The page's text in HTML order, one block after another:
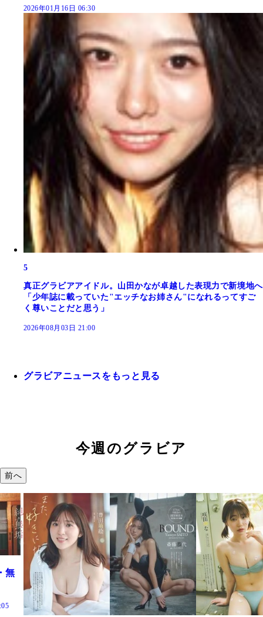
2026年01月16日 06:30
5
真正グラビアアイドル。山田かなが卓越した表現力で新境地へ
「少年誌に載っていた"エッチなお姉さん"になれるってすご
く尊いことだと思う」
2026年08月03日 21:00
グラビアニュースをもっと見る
今週のグラビア
前へ